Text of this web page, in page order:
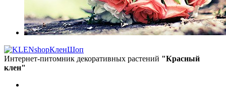
КленШоп
Интернет-питомник декоративных растений "Красный
клен"